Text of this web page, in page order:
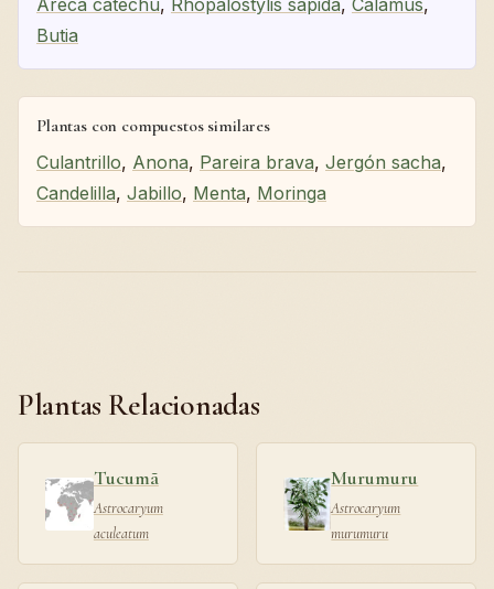
Butia
Plantas con compuestos similares
Culantrillo, Anona, Pareira brava, Jergón sacha,
Candelilla, Jabillo, Menta, Moringa
Plantas Relacionadas
Tucumã
Astrocaryum
aculeatum
Murumuru
Astrocaryum
murumuru